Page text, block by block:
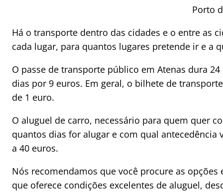
Porto
Há o transporte dentro das cidades e o entre as
cada lugar, para quantos lugares pretende ir e a
O passe de transporte público em Atenas dura
dias por 9 euros. Em geral, o bilhete de
de 1 euro.
O aluguel de carro, necessário para quem quer
quantos dias for alugar e com qual antecedência
a 40 euros.
Nós recomendamos que você procure as
que oferece condições excelentes de aluguel,